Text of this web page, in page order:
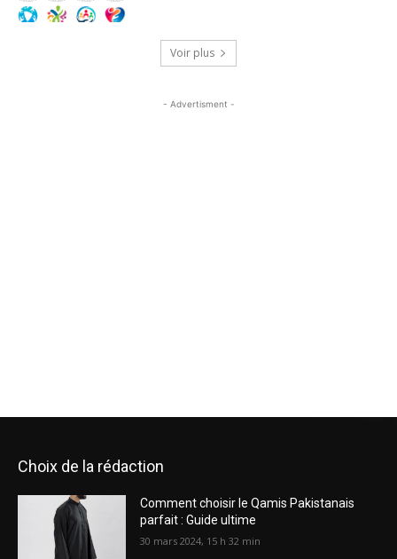
Voir plus
- Advertisment -
Choix de la rédaction
Comment choisir le Qamis Pakistanais
parfait : Guide ultime
30 mars 2024, 15 h 32 min